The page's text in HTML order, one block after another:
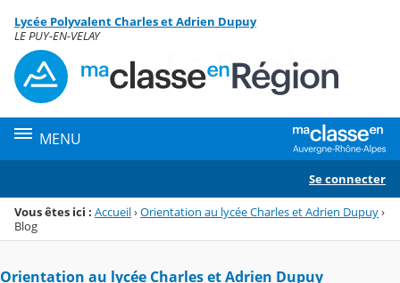
Menu de la rubrique
Contenu
Lycée Polyvalent Charles et Adrien Dupuy
LE PUY-EN-VELAY
MENU
Se connecter
Vous êtes ici : Accueil›Orientation au lycée Charles et Adrien Dupuy›
Blog
Orientation au lycée Charles et Adrien Dupuy